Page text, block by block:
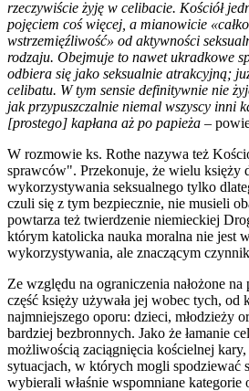
rzeczywiście żyję w celibacie. Kościół
pojęciem coś więcej, a mianowicie
wstrzemięźliwość» od aktywności
rodzaju. Obejmuje to nawet ukradkowe
odbiera się jako seksualnie atrakcyjną;
celibatu. W tym sensie definitywnie nie
jak przypuszczalnie niemal wszyscy inni
[prostego] kapłana aż po papieża –
W rozmowie ks. Rothe nazywa też
sprawców". Przekonuje, że wielu księży
wykorzystywania seksualnego tylko
czuli się z tym bezpiecznie, nie musieli
powtarza też twierdzenie niemieckiej
którym katolicka nauka moralna nie jest
wykorzystywania, ale znaczącym
Ze względu na ograniczenia nałożone
część księży używała jej wobec tych, od
najmniejszego oporu: dzieci, młodzieży
bardziej bezbronnych. Jako że łamanie
możliwością zaciągnięcia kościelnej
sytuacjach, w których mogli spodziewać
wybierali właśnie wspomniane kategorie